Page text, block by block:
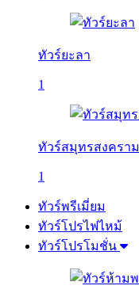
ทัวร์ยะลา
1
ทัวร์สมุทรสงคราม
1
ทัวร์พรีเมี่ยม
ทัวร์โปรไฟไหม้
ทัวร์โปรโมชั่น